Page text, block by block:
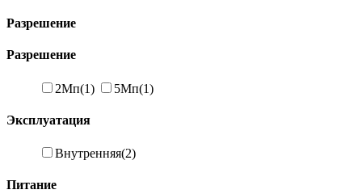
Разрешение
Разрешение
2Мп(1) 5Мп(1)
Эксплуатация
Внутренняя(2)
Питание